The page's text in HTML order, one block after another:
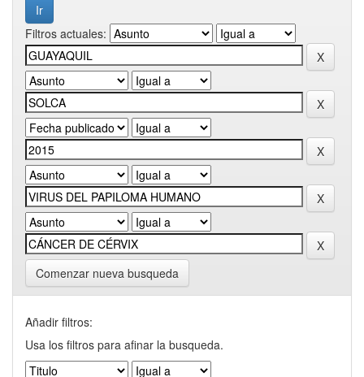
Filtros actuales:
Comenzar nueva busqueda
Añadir filtros:
Usa los filtros para afinar la busqueda.